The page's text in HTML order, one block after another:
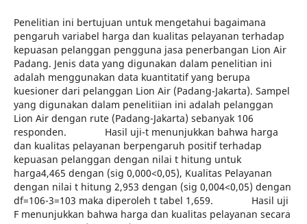
Penelitian ini bertujuan untuk mengetahui bagaimana
pengaruh variabel harga dan kualitas pelayanan terhadap
kepuasan pelanggan pengguna jasa penerbangan Lion Air
Padang. Jenis data yang digunakan dalam penelitian ini
adalah menggunakan data kuantitatif yang berupa
kuesioner dari pelanggan Lion Air (Padang-Jakarta). Sampel
yang digunakan dalam penelitiian ini adalah pelanggan
Lion Air dengan rute (Padang-Jakarta) sebanyak 106
responden. Hasil uji-t menunjukkan bahwa harga
dan kualitas pelayanan berpengaruh positif terhadap
kepuasan pelanggan dengan nilai t hitung untuk
harga4,465 dengan (sig 0,000<0,05), Kualitas Pelayanan
dengan nilai t hitung 2,953 dengan (sig 0,004<0,05) dengan
df=106-3=103 maka diperoleh t tabel 1,659. Hasil uji
F menunjukkan bahwa harga dan kualitas pelayanan secara